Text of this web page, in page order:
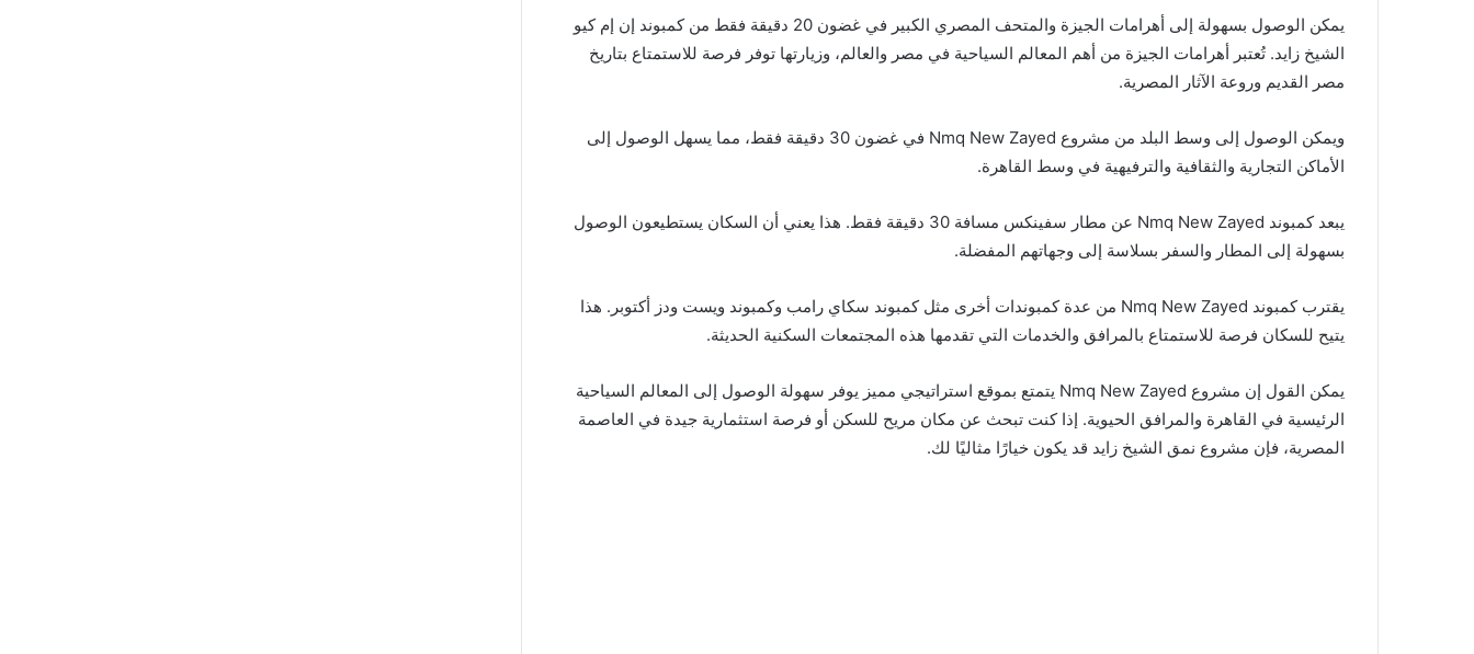
يمكن الوصول بسهولة إلى أهرامات الجيزة والمتحف المصري الكبير في غضون 20 دقيقة فقط من كمبوند إن إم كيو
الشيخ زايد. تُعتبر أهرامات الجيزة من أهم المعالم السياحية في مصر والعالم، وزيارتها توفر فرصة للاستمتاع بتاريخ
مصر القديم وروعة الآثار المصرية.
ويمكن الوصول إلى وسط البلد من مشروع Nmq New Zayed في غضون 30 دقيقة فقط، مما يسهل الوصول إلى
الأماكن التجارية والثقافية والترفيهية في وسط القاهرة.
يبعد كمبوند Nmq New Zayed عن مطار سفينكس مسافة 30 دقيقة فقط. هذا يعني أن السكان يستطيعون الوصول
بسهولة إلى المطار والسفر بسلاسة إلى وجهاتهم المفضلة.
يقترب كمبوند Nmq New Zayed من عدة كمبوندات أخرى مثل كمبوند سكاي رامب وكمبوند ويست ودز أكتوبر. هذا
يتيح للسكان فرصة للاستمتاع بالمرافق والخدمات التي تقدمها هذه المجتمعات السكنية الحديثة.
يمكن القول إن مشروع Nmq New Zayed يتمتع بموقع استراتيجي مميز يوفر سهولة الوصول إلى المعالم السياحية
الرئيسية في القاهرة والمرافق الحيوية. إذا كنت تبحث عن مكان مريح للسكن أو فرصة استثمارية جيدة في العاصمة
المصرية، فإن مشروع نمق الشيخ زايد قد يكون خيارًا مثاليًا لك.